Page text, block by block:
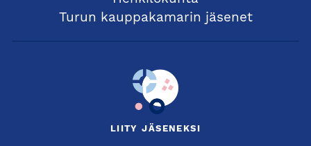
Turun kauppakamarin jäsenet
LIITY JÄSENEKSI